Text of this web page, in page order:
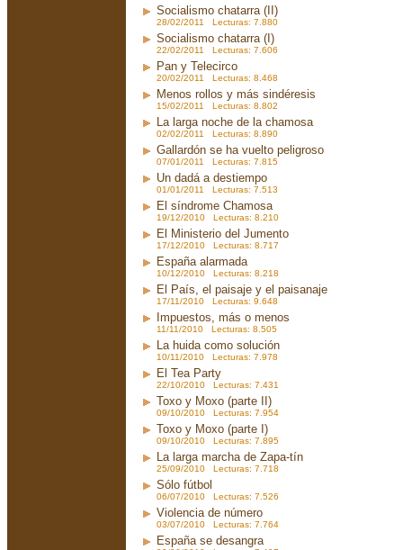
Socialismo chatarra (II)
28/02/2011 Lecturas: 7.880
Socialismo chatarra (I)
22/02/2011 Lecturas: 7.606
Pan y Telecirco
20/02/2011 Lecturas: 8.468
Menos rollos y más sindéresis
15/02/2011 Lecturas: 8.802
La larga noche de la chamosa
02/02/2011 Lecturas: 8.890
Gallardón se ha vuelto peligroso
07/01/2011 Lecturas: 7.815
Un dadá a destiempo
01/01/2011 Lecturas: 7.513
El síndrome Chamosa
19/12/2010 Lecturas: 8.210
El Ministerio del Jumento
17/12/2010 Lecturas: 8.717
España alarmada
10/12/2010 Lecturas: 8.218
El País, el paisaje y el paisanaje
17/11/2010 Lecturas: 9.648
Impuestos, más o menos
11/11/2010 Lecturas: 8.505
La huida como solución
10/11/2010 Lecturas: 7.978
El Tea Party
22/10/2010 Lecturas: 7.431
Toxo y Moxo (parte II)
09/10/2010 Lecturas: 7.954
Toxo y Moxo (parte I)
09/10/2010 Lecturas: 7.895
La larga marcha de Zapa-tín
25/09/2010 Lecturas: 7.718
Sólo fútbol
06/07/2010 Lecturas: 7.526
Violencia de número
03/07/2010 Lecturas: 7.764
España se desangra